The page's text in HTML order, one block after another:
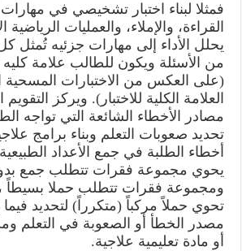
فمثلا لبناء اختبار تشخيصي في
القراءة، والإملاء، والعمليات
يحلل الأداء إلى مهارات جزئيه تُمثل
من الأسئلة ويكون للطالب علامة
(على العكس من الاختبارات المسحية
العلامة الكلية للاختبار). ويركز
مصادر الأخطاء الشائعة التي تواجه
تحديد صعوبات التعلم وبناء برامج
أخطاء الطلبة في جمع الأعداد الطبيعية
يحوي مجموعة فقرات تتطلب جمع
ومجموعة فقرات تتطلب حملا بسيطاً
تحوي حملاً مركباً (متكرراً) لتحديد
مصدر الخطأ أو الصعوبة في التعلم
أو مادة تعليمية علاجية.